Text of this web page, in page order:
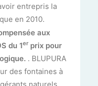
entrepris la
en 2010.
aux
du 1erprix pour
. BLUPURA
des fontaines à